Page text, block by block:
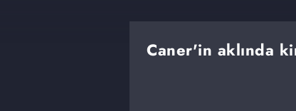
Caner'in aklında